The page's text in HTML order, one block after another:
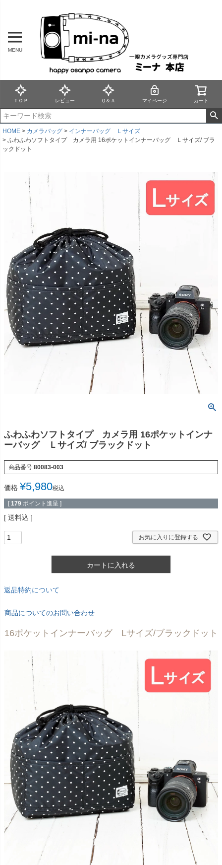
MENU
ＴＯＰ レビュー Ｑ＆Ａ マイページ カート
HOME カメラバッグ
インナーバッグ Ｌサイズ
ふわふわソフトタイプ カメラ用 16ポケットインナーバッグ Ｌサイズ/ ブラ
ックドット
ふわふわソフトタイプ カメラ用 16ポケットインナ
ーバッグ Ｌサイズ/ ブラックドット
商品番号 80083-003
価格 ¥5,980税込
[ 179 ポイント進呈 ]
送料込
お気に入りに登録する
カートに入れる
返品特約について
商品についてのお問い合わせ
16ポケットインナーバッグ Lサイズ/ブラックドット